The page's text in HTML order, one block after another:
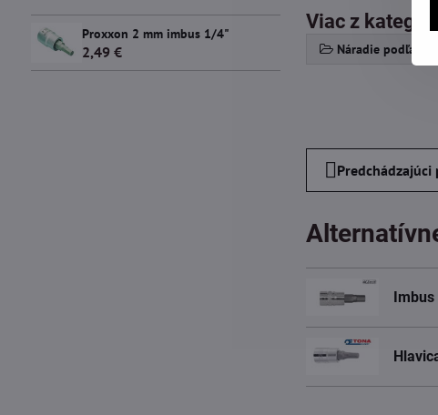
Viac z kategórie
Náradie podľa
Imbus
Proxxon 2 mm imbus 1/4"
2,49 €